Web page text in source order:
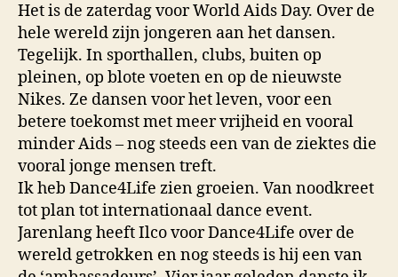
Het is de zaterdag voor World Aids Day. Over de
hele wereld zijn jongeren aan het dansen.
Tegelijk. In sporthallen, clubs, buiten op
pleinen, op blote voeten en op de nieuwste
Nikes. Ze dansen voor het leven, voor een
betere toekomst met meer vrijheid en vooral
minder Aids – nog steeds een van de ziektes die
vooral jonge mensen treft.
Ik heb Dance4Life zien groeien. Van noodkreet
tot plan tot internationaal dance event.
Jarenlang heeft Ilco voor Dance4Life over de
wereld getrokken en nog steeds is hij een van